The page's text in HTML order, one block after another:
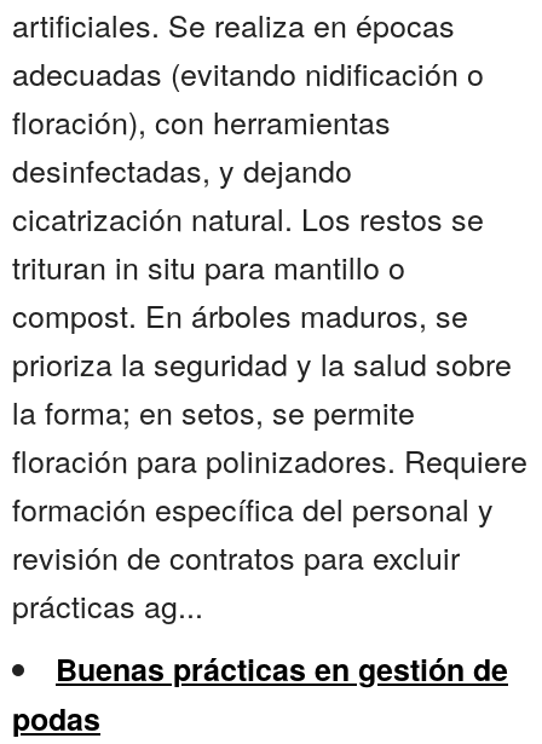
artificiales. Se realiza en épocas
adecuadas (evitando nidificación o
floración), con herramientas
desinfectadas, y dejando
cicatrización natural. Los restos se
trituran in situ para mantillo o
compost. En árboles maduros, se
prioriza la seguridad y la salud sobre
la forma; en setos, se permite
floración para polinizadores. Requiere
formación específica del personal y
revisión de contratos para excluir
prácticas ag...
Buenas prácticas en gestión de
podas